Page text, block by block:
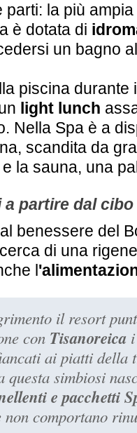
parti: la più
è dotata di
un bagno
piscina
light lunch
Nella Spa è a
scandita da
la sauna, una
a partire dal
benessere del
di una
l
il resort
con Tisanoreica
ai piatti della
questa simbiosi
e pacchetti
non comportano